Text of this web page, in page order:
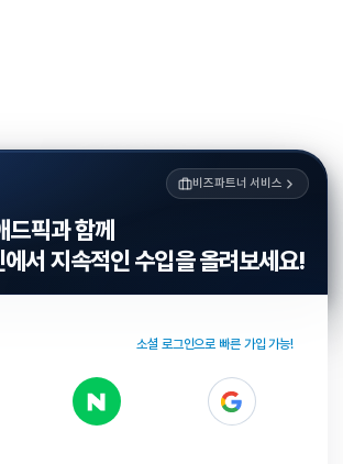
비즈파트너 서비스
드픽과 함께
에서 지속적인 수입을 올려보세요!
소셜 로그인으로 빠른 가입 가능!